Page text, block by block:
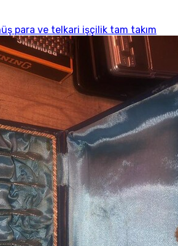
para ve telkari işçilik tam takım